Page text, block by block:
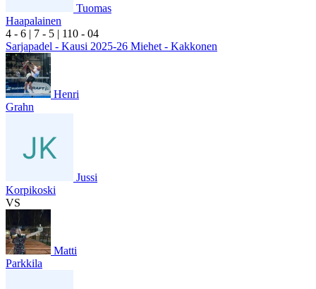
Tuomas
Haapalainen
4 - 6 | 7 - 5 | 110 - 04
Sarjapadel - Kausi 2025-26 Miehet - Kakkonen
Henri
Grahn
Jussi
Korpikoski
VS
Matti
Parkkila